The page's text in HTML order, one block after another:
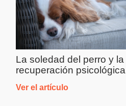
La soledad del perro y la
recuperación psicológica
Ver el artículo